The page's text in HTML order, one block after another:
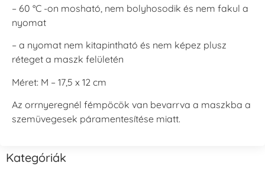
– 60 °C -on mosható, nem bolyhosodik és nem fakul a
nyomat
– a nyomat nem kitapintható és nem képez plusz
réteget a maszk felületén
Méret: M – 17,5 x 12 cm
Az orrnyeregnél fémpöcök van bevarrva a maszkba a
szemüvegesek páramentesítése miatt.
Kategóriák